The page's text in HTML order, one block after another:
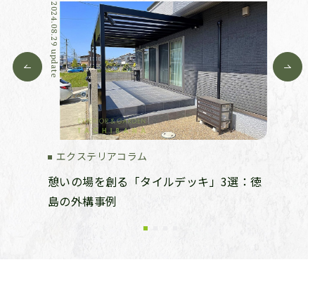
2024.08.29 update
エクステリアコラム
憩いの場を創る「タイルデッキ」3選：徳
島の外構事例
2023.01.31 update